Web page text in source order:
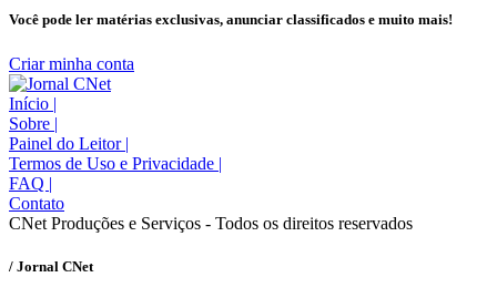
Você pode ler matérias exclusivas, anunciar classificados e muito mais!
Criar minha conta
Início |
Sobre |
Painel do Leitor |
Termos de Uso e Privacidade |
FAQ |
Contato
CNet Produções e Serviços - Todos os direitos reservados
/ Jornal CNet